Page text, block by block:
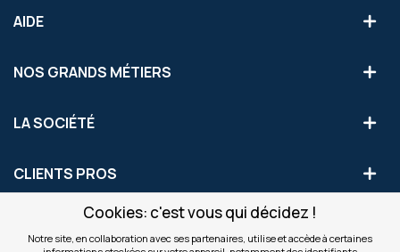
Cookies: c'est vous qui décidez !
Notre site, en collaboration avec ses partenaires, utilise et accède à certaines
AIDE
NOS GRANDS MÉTIERS
LA SOCIÉTÉ
CLIENTS PROS
S'INSCRIRE AUX OFFRES COMMERCIALES